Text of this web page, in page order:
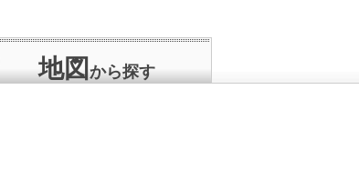
地図から探す